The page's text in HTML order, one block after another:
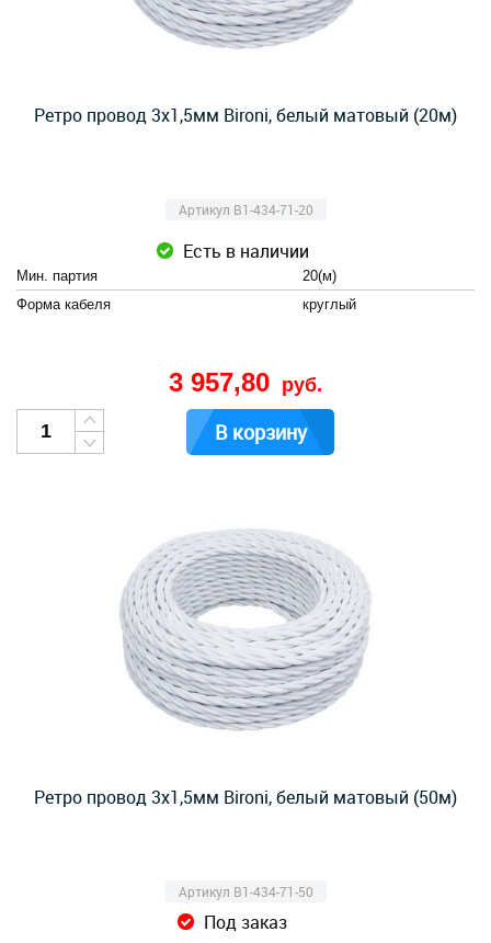
Ретро провод 3х1,5мм Bironi, белый матовый (20м)
Артикул B1-434-71-20
Есть в наличии
Мин. партия
20(м)
Форма кабеля
круглый
3 957,80 руб.
В корзину
Ретро провод 3х1,5мм Bironi, белый матовый (50м)
Артикул B1-434-71-50
Под заказ